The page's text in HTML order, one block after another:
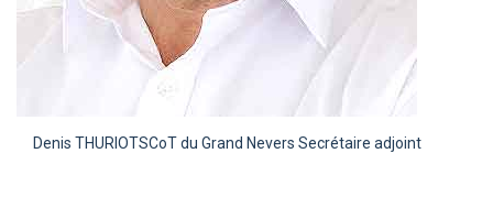
Denis THURIOTSCoT du Grand Nevers Secrétaire adjoint